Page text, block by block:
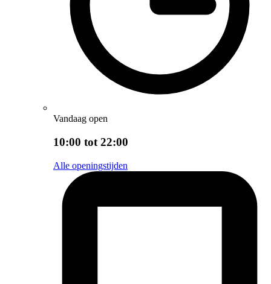
Vandaag open
10:00 tot 22:00
Alle openingstijden